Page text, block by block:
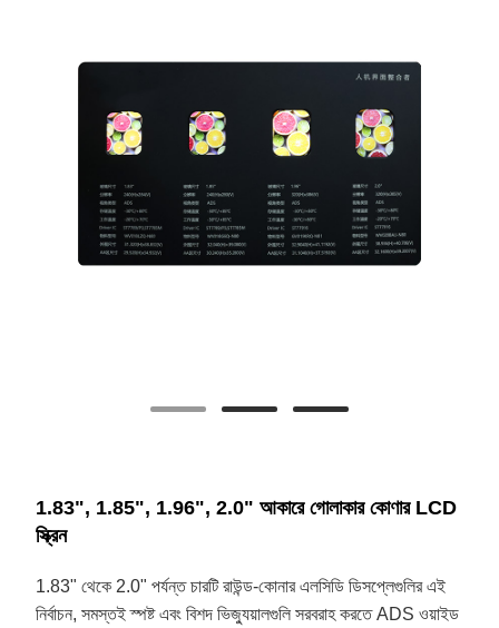
1.83", 1.85", 1.96", 2.0" আকারে গোলাকার কোণার LCD
স্ক্রিন
1.83" থেকে 2.0" পর্যন্ত চারটি রাউন্ড-কোনার এলসিডি ডিসপ্লেগুলির এই
নির্বাচন, সমস্তই স্পষ্ট এবং বিশদ ভিজ্যুয়ালগুলি সরবরাহ করতে ADS ওয়াইড